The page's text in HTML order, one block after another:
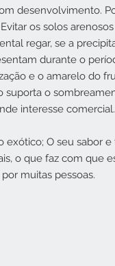
desenvolvimento.
os solos
regar, se a
durante o
e o amarelo do
suporta o
interesse comercial.
exótico; O seu sabor
o que faz com que
muitas pessoas.